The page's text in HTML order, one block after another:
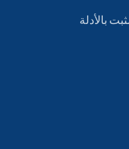
بالأدلة